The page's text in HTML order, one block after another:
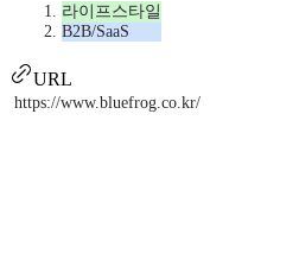
라이프스타일
B2B/SaaS
URL
https://www.bluefrog.co.kr/